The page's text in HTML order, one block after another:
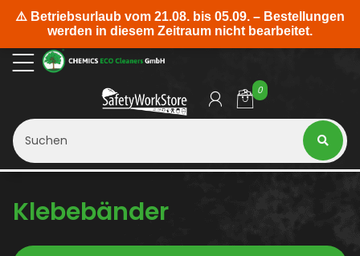
0
Klebebänder